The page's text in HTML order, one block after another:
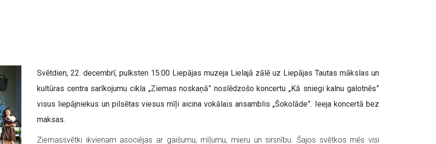
Svētdien, 22. decembrī, pulksten 15:00 Liepājas muzeja Lielajā zālē uz Liepājas Tautas mākslas un
kultūras centra sarīkojumu cikla „Ziemas noskaņā” noslēdzošo koncertu „Kā sniegi kalnu galotnēs”
visus liepājniekus un pilsētas viesus mīļi aicina vokālais ansamblis „Šokolāde”. Ieeja koncertā bez
maksas.
Ziemassvētki ikvienam asociējas ar gaišumu, mīļumu, mieru un sirsnību. Šajos svētkos mēs visi